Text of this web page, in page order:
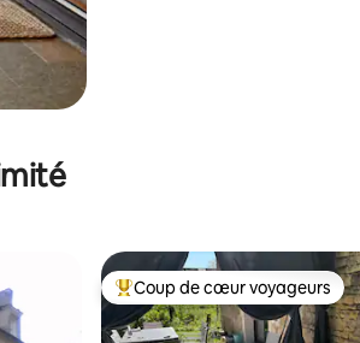
Coups de cœur voyageurs les
Coup de cœur voyageurs